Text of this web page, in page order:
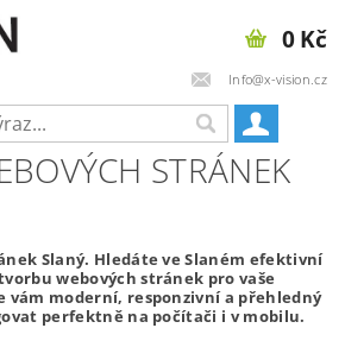
Info@x-vision.cz
0 Kč
STRÁNEK
Slaný. Hledáte ve Slaném efektivní
webových stránek pro vaše
vám moderní, responzivní a přehledný
perfektně na počítači i v mobilu.